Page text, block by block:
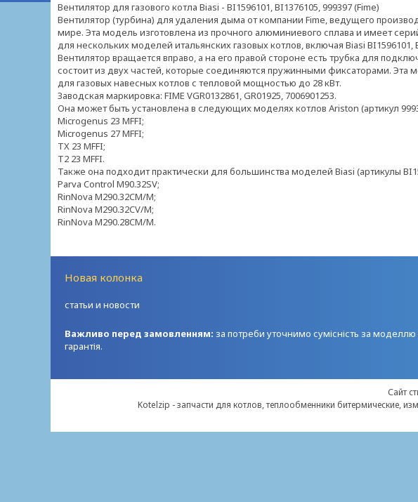
Вентилятор для газового котла Biasi - BI1596101, BI1376105, 999397 (Fime)
Вентилятор (турбина) для удаления дыма от компании Fime, ведущего
мире. Эта модель изготовлена из прочного алюминиевого сплава и имеет
для нескольких моделей итальянских газовых котлов, включая Biasi BI1596101,
Вентилятор вращается вправо, а на его правой стороне есть трубка для
состоит из двух частей, которые соединяются пружинными фиксаторами.
для газовых навесных котлов с тепловой мощностью до 28 кВт.
Заводская маркировка: FIME VGR0132861, GR01925, 7006901253.
Она может быть установлена в следующих моделях котлов Ariston (артикул
Microgenus 23 MFFI;
Microgenus 27 MFFI;
TX 23 MFFI;
T2 23 MFFI.
Также она подходит практически для большинства моделей Biasi (артикулы
Parva Control M90.32SV;
RinNova M290.32CM/M;
RinNova M290.32CV/M;
RinNova M290.28CM/M.
Новая колонка
статьи и новости
Важливо перед замовленням: за потреби уточнимо сумісність за
гарантія.
Сайт